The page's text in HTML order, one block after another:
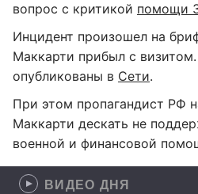
вопрос с критикой помощи
Инцидент произошел на
Маккарти прибыл с
опубликованы в Сети.
При этом пропагандист РФ
Маккарти дескать не
военной и финансовой
ВИДЕО ДНЯ